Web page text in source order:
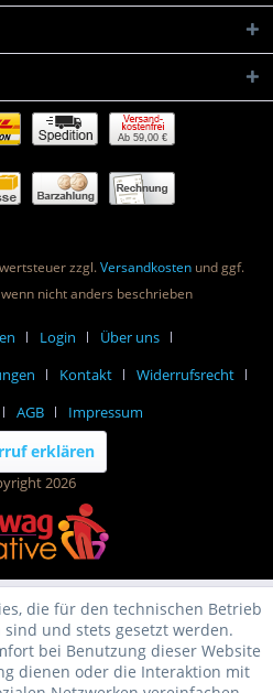
Ab 59,00 €
zzgl.Versandkosten und ggf.
nicht anders beschrieben
Login
Über uns
Kontakt
Widerrufsrecht
AGB Impressum
erklären
2026
die für den technischen Betrieb
und stets gesetzt werden.
bei Benutzung dieser Website
dienen oder die Interaktion mit